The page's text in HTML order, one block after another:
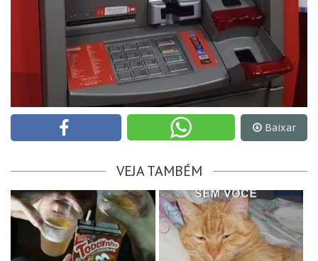
Baixar
VEJA TAMBÉM